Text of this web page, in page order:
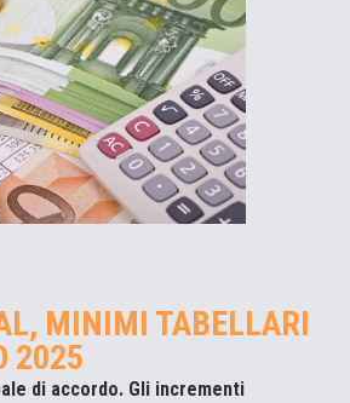
MINIMI TABELLARI
2025
di accordo. Gli incrementi